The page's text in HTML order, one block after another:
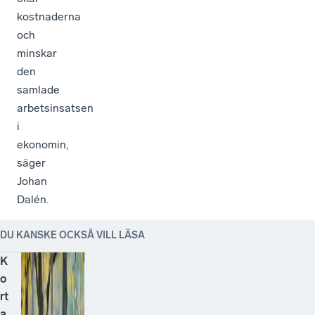
kostnaderna
och
minskar
den
samlade
arbetsinsatsen
i
ekonomin,
säger
Johan
Dalén.
DU KANSKE OCKSÅ VILL LÄSA
K
o
rt